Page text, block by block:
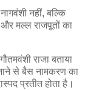
नहीं, बल्कि
मल्ल राजपूतों का
राजा बताया
से बैस नामकरण का
प्रतीत होता है।